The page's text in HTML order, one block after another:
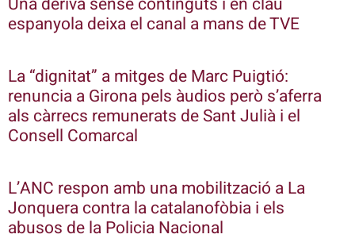
espanyola deixa el canal a mans de TVE
La “dignitat” a mitges de Marc Puigtió:
renuncia a Girona pels àudios però s’aferra
als càrrecs remunerats de Sant Julià i el
Consell Comarcal
L’ANC respon amb una mobilització a La
Jonquera contra la catalanofòbia i els
abusos de la Policia Nacional